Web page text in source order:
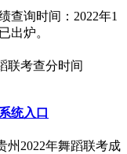
查询时间：2022年1
出炉。
联考查分时间
统入口
州2022年舞蹈联考成